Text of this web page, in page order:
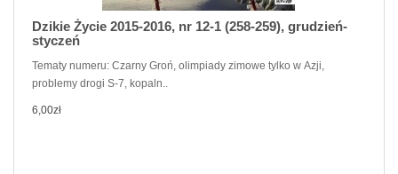
Dzikie Życie 2015-2016, nr 12-1 (258-259), grudzień-
styczeń
Tematy numeru: Czarny Groń, olimpiady zimowe tylko w Azji,
problemy drogi S-7, kopaln..
6,00zł